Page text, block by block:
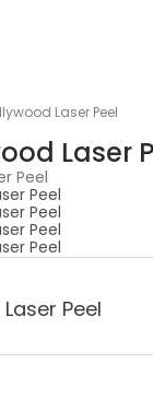
Laser
Peel
Peel
Peel
Peel
Peel
Peel
Laser Peel